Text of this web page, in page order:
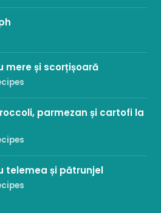
mere și scorțișoară
parmezan și cartofi la
telemea și pătrunjel